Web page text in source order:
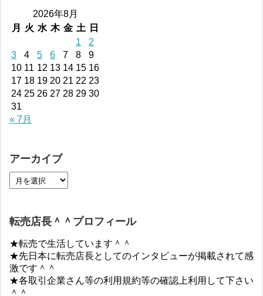
2026年8月
月
火 水 木 金 土
日
1
2
3
4 5 6 7 8
9
10 11 12 13 14 15 16
17 18 19 20 21 22 23
24 25 26 27 28 29 30
31
« 7月
アーカイブ
転売店長＾＾プロフィール
★転売で生活しています＾＾
★先日本に転売店長としてのインタビューが掲載されて感
激です＾＾
★各取引企業さん等の利用規約等の確認上利用して下さい
＾＾